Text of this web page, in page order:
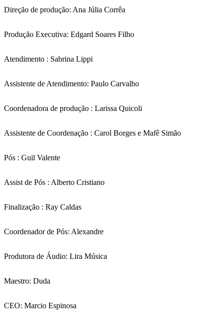
Direção de produção: Ana Júlia Corrêa
Produção Executiva: Edgard Soares Filho
Atendimento : Sabrina Lippi
Assistente de Atendimento: Paulo Carvalho
Coordenadora de produção : Larissa Quicoli
Assistente de Coordenação : Carol Borges e Mafê Simão
Pós : Guil Valente
Assist de Pós : Alberto Cristiano
Finalização : Ray Caldas
Coordenador de Pós: Alexandre
Produtora de Áudio: Lira Música
Maestro: Duda
CEO: Marcio Espinosa